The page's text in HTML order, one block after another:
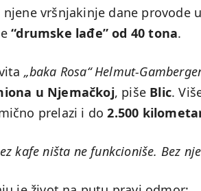
njene vršnjakinje dane provode
“drumske lađe” od 40 tona.
„baka Rosa“ Helmut-
u Njemačkoj, piše Blic.
prelazi i do2.500
kafe ništa ne funkcioniše. Bez